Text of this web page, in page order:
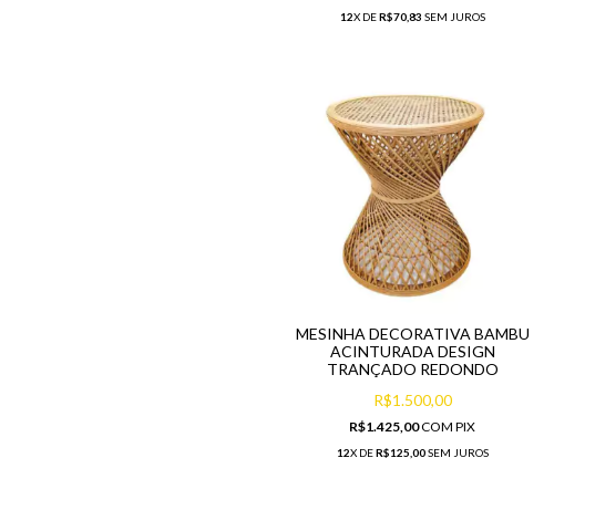
12X DER$70,83 SEM JUROS
MESINHA DECORATIVA BAMBU
ACINTURADA DESIGN
TRANÇADO REDONDO
R$1.500,00
R$1.425,00COM PIX
12X DER$125,00SEM JUROS